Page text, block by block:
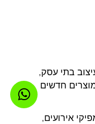
בתי עסק,
חדשים
אירועים,